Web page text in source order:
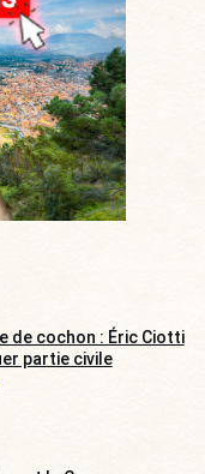
de cochon : Éric Ciotti
partie civile